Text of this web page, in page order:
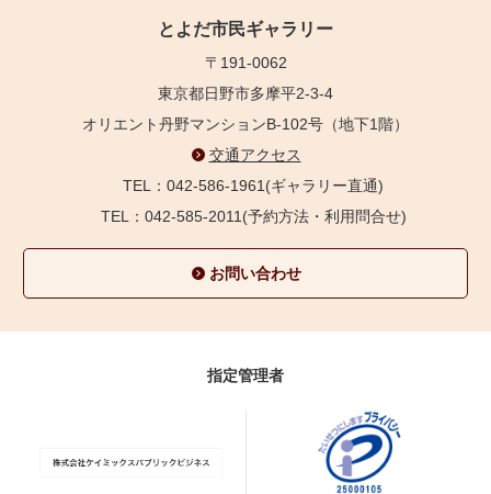
とよだ市民ギャラリー
〒191-0062
東京都日野市多摩平2-3-4
オリエント丹野マンションB-102号（地下1階）
交通アクセス
TEL：042-586-1961(ギャラリー直通)
TEL：042-585-2011(予約方法・利用問合せ)
お問い合わせ
指定管理者